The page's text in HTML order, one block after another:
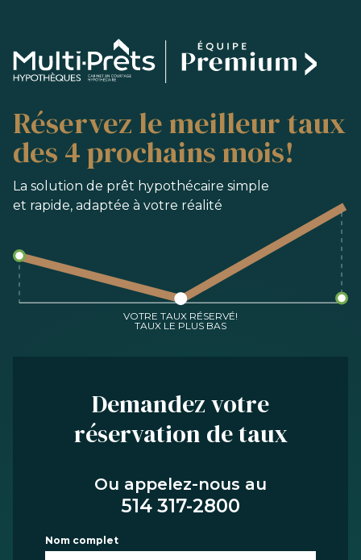
ACHAT
REFINANCEMENT
RENOUVELLEMENT
PRÉ-AUTORISATION
OUTILS
NOUS JOINDRE
ÉQUIPE
Réservez le meilleur taux
des 4 prochains mois!
La solution de prêt hypothécaire simple
et rapide, adaptée à votre réalité
VOTRE TAUX RÉSERVÉ!
TAUX LE PLUS BAS
Demandez votre
réservation de taux
Ou appelez-nous au
514 317-2800
Nom complet